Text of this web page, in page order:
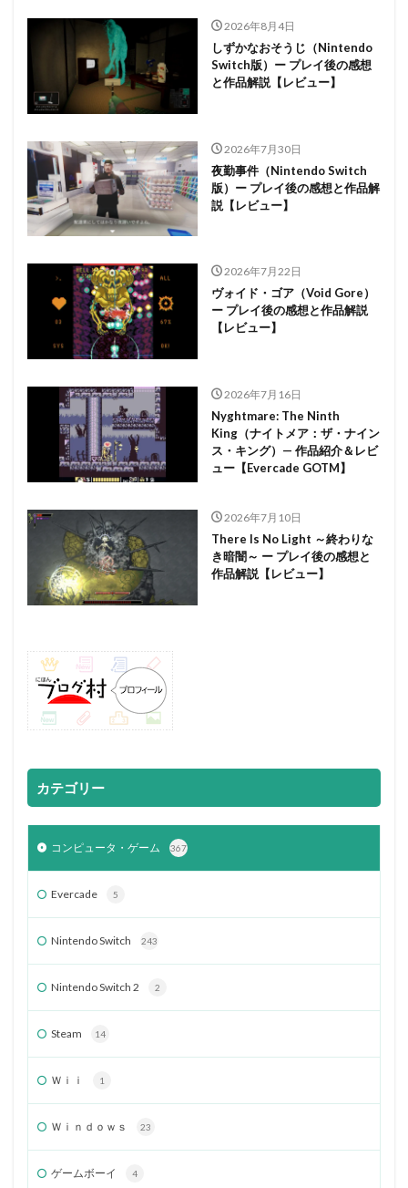
2026年8月4日
しずかなおそうじ（Nintendo
Switch版）ー プレイ後の感想
と作品解説【レビュー】
2026年7月30日
夜勤事件（Nintendo Switch
版）ー プレイ後の感想と作品解
説【レビュー】
2026年7月22日
ヴォイド・ゴア（Void Gore）
ー プレイ後の感想と作品解説
【レビュー】
2026年7月16日
Nyghtmare: The Ninth
King（ナイトメア：ザ・ナイン
ス・キング）— 作品紹介＆レビ
ュー【Evercade GOTM】
2026年7月10日
There Is No Light ～終わりな
き暗闇～ ー プレイ後の感想と
作品解説【レビュー】
カテゴリー
コンピュータ・ゲーム 367
Evercade 5
Nintendo Switch 243
Nintendo Switch 2 2
Steam 14
Ｗｉｉ 1
Ｗｉｎｄｏｗｓ 23
ゲームボーイ 4